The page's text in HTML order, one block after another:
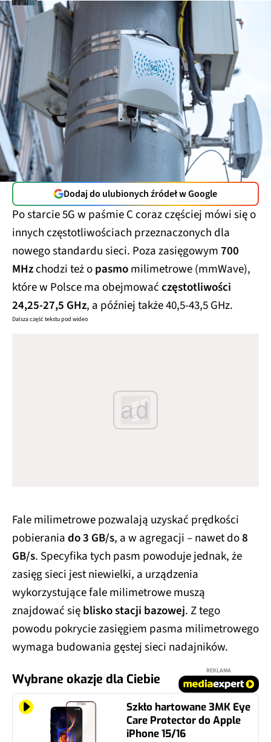
Dodaj do ulubionych źródeł w Google
Po starcie 5G w paśmie C coraz częściej mówi się o
innych częstotliwościach przeznaczonych dla
nowego standardu sieci. Poza zasięgowym700
MHzchodzi też opasmomilimetrowe (mmWave),
które w Polsce ma obejmowaćczęstotliwości
24,25-27,5 GHz, a później także 40,5-43,5 GHz.
Dalsza część tekstu pod wideo
ad
Fale milimetrowe pozwalają uzyskać prędkości
pobieraniado 3 GB/s, a w agregacji – nawet do8
GB/s. Specyfika tych pasm powoduje jednak, że
zasięg sieci jest niewielki, a urządzenia
wykorzystujące fale milimetrowe muszą
znajdować sięblisko stacji bazowej. Z tego
powodu pokrycie zasięgiem pasma milimetrowego
wymaga budowania gęstej sieci nadajników.
Wybrane okazje dla Ciebie
REKLAMA
Szkło hartowane 3MK Eye
Care Protector do Apple
iPhone 15/16